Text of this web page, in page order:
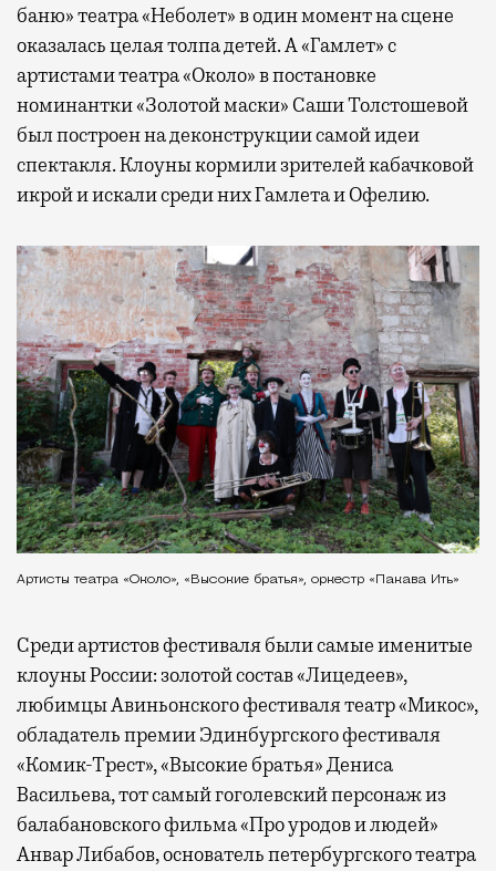
баню» театра «Неболет» в один момент на сцене
оказалась целая толпа детей. А «Гамлет» с
артистами театра «Около» в постановке
номинантки «Золотой маски» Саши Толстошевой
был построен на деконструкции самой идеи
спектакля. Клоуны кормили зрителей кабачковой
икрой и искали среди них Гамлета и Офелию.
Артисты театра «Около», «Высокие братья», оркестр «Пакава Ить»
Среди артистов фестиваля были самые именитые
клоуны России: золотой состав «Лицедеев»,
любимцы Авиньонского фестиваля театр «Микос»,
обладатель премии Эдинбургского фестиваля
«Комик-Трест», «Высокие братья» Дениса
Васильева, тот самый гоголевский персонаж из
балабановского фильма «Про уродов и людей»
Анвар Либабов, основатель петербургского театра